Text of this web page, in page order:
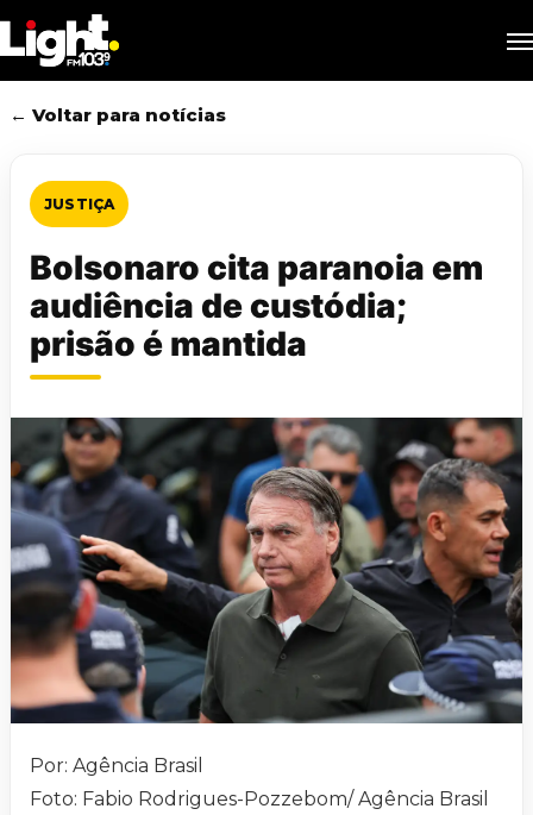
to
main
content
← Voltar para notícias
JUSTIÇA
Bolsonaro cita paranoia em
audiência de custódia;
prisão é mantida
Por: Agência Brasil
Foto: Fabio Rodrigues-Pozzebom/ Agência Brasil